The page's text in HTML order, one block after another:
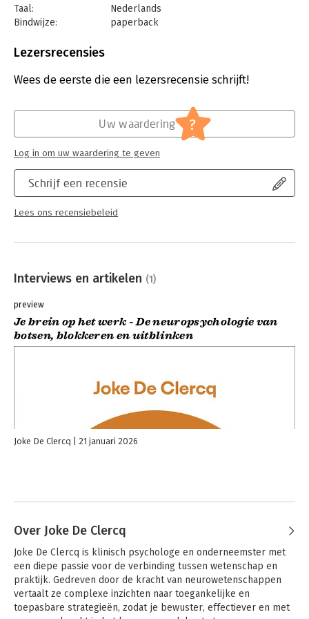
-Hr-managers
-Psychologen
Taal:
Nederlands
Bindwijze:
paperback
Uitgever:
Verschijningsdatum:
5-11-2025
Lezersrecensies
Wees de eerste die een lezersrecensie schrijft!
Schrijf een recensie
Lees ons recensiebeleid
Uw waardering ?
Log in om uw waardering te geven
Interviews en artikelen (1)
preview
Je brein op het werk - De neuropsychologie van
botsen, blokkeren en uitblinken
Joke De Clercq 21 januari 2026
Over Joke De Clercq
Joke De Clercq is klinisch psychologe en onderneemster met
een diepe passie voor de verbinding tussen wetenschap en
praktijk. Gedreven door de kracht van neurowetenschappen
vertaalt ze complexe inzichten naar toegankelijke en
toepasbare strategieën, zodat je bewuster, effectiever en met